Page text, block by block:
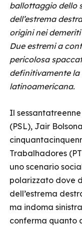
ballottaggio dello
dell’estrema
origini nei
Due estremi a
pericolosa
definitivamente la
latinoamericana.
Il
(PSL), Jair
Trabalhadores
uno scenario
polarizzato dove
dell’estrema
ma indoma
conferma quanto